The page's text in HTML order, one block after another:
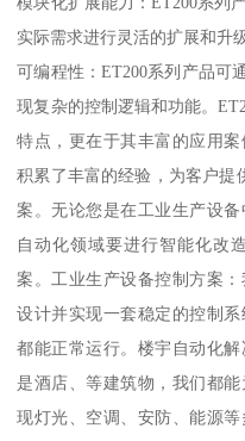
实际需求进行灵活的扩展和升级
可编程性：ET200系列产品可
现复杂的控制逻辑和功能。
特点，更在于其丰富的应用
积累了丰富的经验，为客户提
案。无论您是在工业生产设
自动化领域要进行智能化改
案。工业生产设备控制方案
设计并实现一套稳定的控制
都能正常运行。楼宇自动化
是酒店、等建筑物，我们都
现灯光、空调、安防、能源